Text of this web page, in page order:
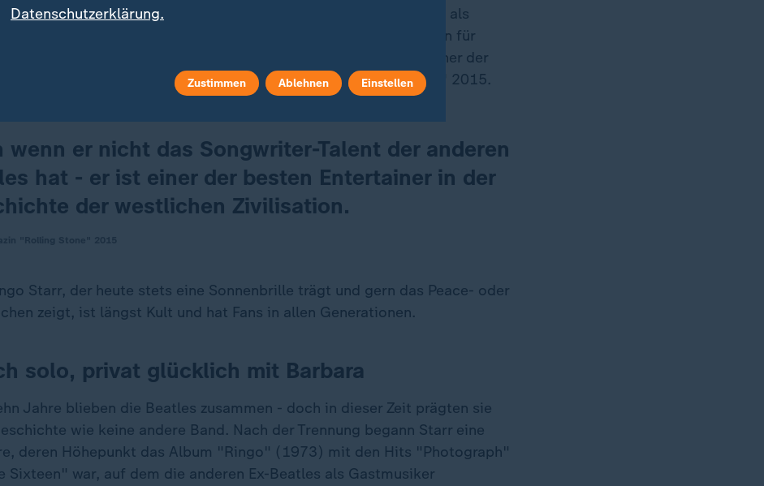
über seine Qualität als Sänger gehen auseinander, und selbst als
der älteste Beatle bis heute nicht unumstritten. Einige halten ihn für
andere für einen genialen Taktgeber mit viel Gefühl. "Er ist einer der
des Rock", schrieb das Musikmagazin "Rolling Stone" 2015.
wenn er nicht das Songwriter-Talent der anderen
hat - er ist einer der besten Entertainer in der
der westlichen Zivilisation.
Starr, der heute stets eine Sonnenbrille trägt und gern das Peace- oder
zeigt, ist längst Kult und hat Fans in allen Generationen.
solo, privat glücklich mit Barbara
Jahre blieben die Beatles zusammen - doch in dieser Zeit prägten sie
wie keine andere Band. Nach der Trennung begann Starr eine
deren Höhepunkt das Album "Ringo" (1973) mit den Hits "Photograph"
Sixteen" war, auf dem die anderen Ex-Beatles als Gastmusiker
Datenschutzerklärung.
Zustimmen Ablehnen Einstellen